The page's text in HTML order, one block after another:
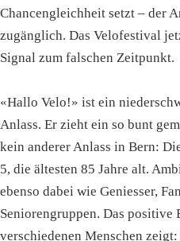
Chancengleichheit setzt – der
zugänglich. Das Velofestival
Signal zum falschen Zeitpunkt.
«Hallo Velo!» ist ein
Anlass. Er zieht ein so bunt
kein anderer Anlass in Bern:
5, die ältesten 85 Jahre alt.
ebenso dabei wie Geniesser,
Seniorengruppen. Das positive
verschiedenen Menschen